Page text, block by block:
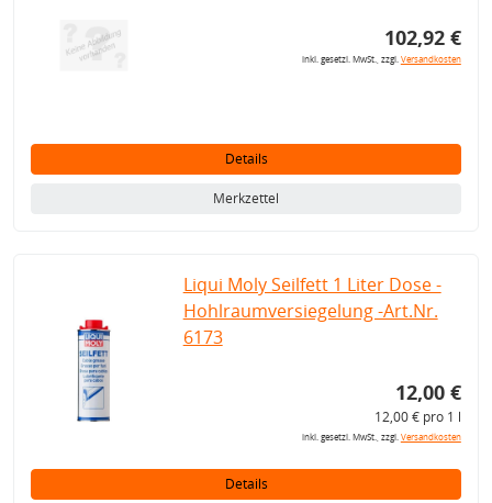
102,92 €
inkl. gesetzl. MwSt., zzgl.Versandkosten
Details
Merkzettel
Liqui Moly Seilfett 1 Liter Dose -
Hohlraumversiegelung -Art.Nr.
6173
12,00 €
12,00 € pro 1 l
inkl. gesetzl. MwSt., zzgl.Versandkosten
Details